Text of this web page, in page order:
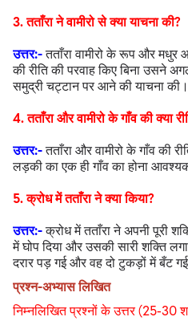
3. तताँरा ने वामीरो से क्या याचना की?
उत्तर:-तताँरा वामीरो के रूप और मधुर
की रीति की परवाह किए बिना उसने
समुद्री चट्टान पर आने की याचना की।
4. तताँरा और वामीरो के गाँव की क्या
उत्तर:-तताँरा और वामीरो के गाँव की
लड़की का एक ही गाँव का होना
5. क्रोध में तताँरा ने क्या किया?
उत्तर:-क्रोध में तताँरा ने अपनी पूरी
में घोप दिया और उसकी सारी शक्ति
दरार पड़ गई और वह दो टुकड़ों में बँट
प्रश्न-अभ्यास लिखित
निम्नलिखित प्रश्नों के उत्तर (25-30